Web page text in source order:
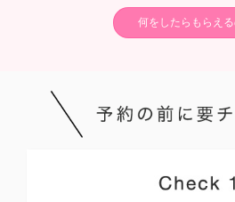
何をしたらもらえる